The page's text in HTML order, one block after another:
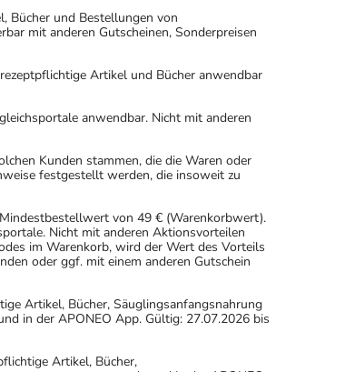
Bücher und Bestellungen von
mit anderen Gutscheinen, Sonderpreisen
Artikel und Bücher anwendbar
anwendbar. Nicht mit anderen
Kunden stammen, die die Waren oder
festgestellt werden, die insoweit zu
von 49 € (Warenkorbwert).
Nicht mit anderen Aktionsvorteilen
im Warenkorb, wird der Wert des Vorteils
oder ggf. mit einem anderen Gutschein
Artikel, Bücher, Säuglingsanfangsnahrung
in der APONEO App. Gültig: 27.07.2026 bis
Artikel, Bücher,